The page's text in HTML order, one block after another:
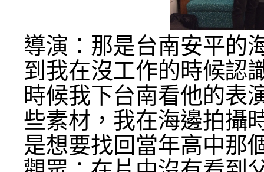
導演：那是台南安平的
到我在沒工作的時候認
時候我下台南看他的表
些素材，我在海邊拍攝
是想要找回當年高中那